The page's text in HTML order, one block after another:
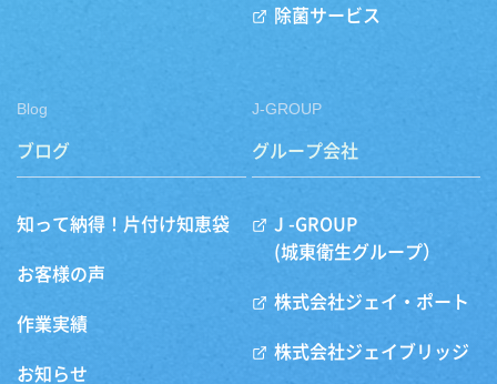
除菌サービス
Blog
ブログ
知って納得！片付け知恵袋
お客様の声
作業実績
お知らせ
J-GROUP
グループ会社
J -GROUP
(城東衛生グループ）
株式会社ジェイ・ポート
株式会社ジェイブリッジ